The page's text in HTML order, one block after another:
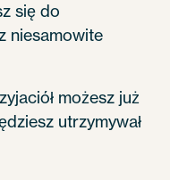
się do
niesamowite
możesz już
utrzymywał